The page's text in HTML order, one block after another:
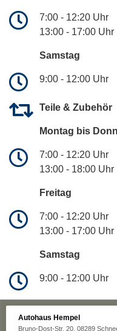
7:00 - 12:20 Uhr
13:00 - 17:00 Uhr
Samstag
9:00 - 12:00 Uhr
Teile & Zubehör
Montag bis
7:00 - 12:20 Uhr
13:00 - 18:00 Uhr
Freitag
7:00 - 12:20 Uhr
13:00 - 17:00 Uhr
Samstag
9:00 - 12:00 Uhr
Autohaus Hempel
Bruno-Dost-Str. 20, 08289